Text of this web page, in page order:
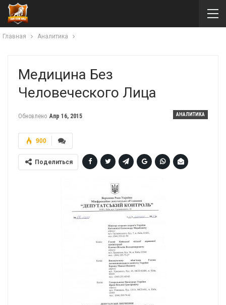
Главная Аналитика
Медицина Без
Человеческого Лица
АНАЛИТИКА
Обновлено Апр 16, 2015
900
Поделиться